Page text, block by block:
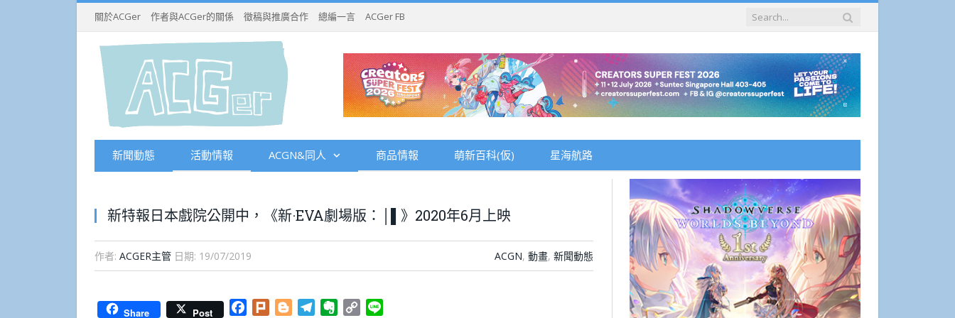
關於ACGer 作者與ACGer的關係 徵稿與推廣合作 總編一言 ACGer FB
新聞動態 活動情報 ACGN&同人 商品情報 萌新百科(仮) 星海航路
新特報日本戲院公開中，《新·EVA劇場版：│▌》2020年6月上映
作者: ACGER主管 日期: 19/07/2019 ACGN, 動畫, 新聞動態
Share Post Facebook
Plurk BloggerTelegramEvernote
Copy